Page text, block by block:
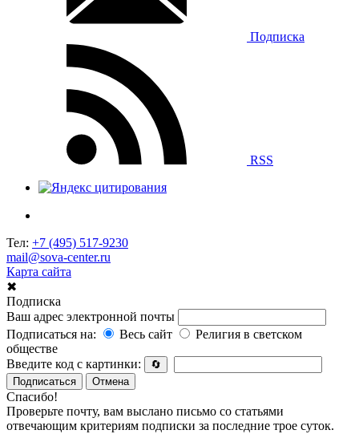
Подписка
RSS
Тел: +7 (495) 517-9230
mail@sova-center.ru
Карта сайта
✖
Подписка
Ваш адрес электронной почты
Подписаться на:
Весь сайт
Религия в светском
обществе
Введите код с картинки:
🔄
Подписаться
Отмена
Спасибо!
Проверьте почту, вам выслано письмо со статьями
отвечающим критериям подписки за последние трое суток.